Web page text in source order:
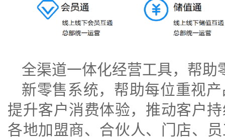
全渠道一体化经营工具，帮助
新零售系统，帮助每位重视
提升客户消费体验，推动客户
各地加盟商、合伙人、门店、